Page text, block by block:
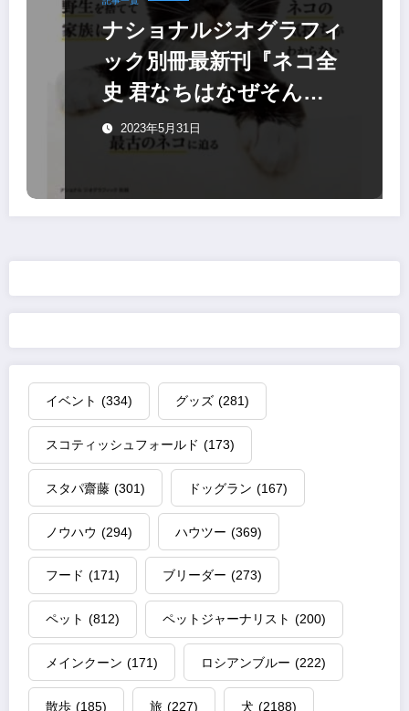
ナショナルジオグラフィ
ック別冊最新刊『ネコ全
史 君なちはなぜそんな
に愛されるのか』
2023年5月31日
イベント (334) グッズ (281)
スコティッシュフォールド (173)
スタパ齋藤 (301) ドッグラン (167)
ノウハウ (294) ハウツー (369)
フード (171) ブリーダー (273)
ペット (812) ペットジャーナリスト (200)
メインクーン (171) ロシアンブルー (222)
散歩 (185) 旅 (227) 犬 (2188)